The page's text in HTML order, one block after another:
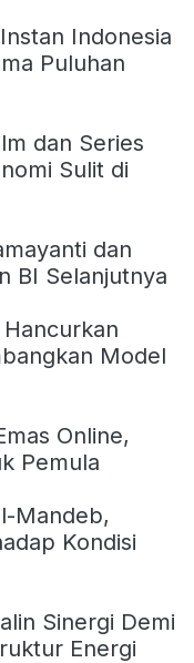
Indonesia
Puluhan
dan Series
Sulit di
dan
BI Selanjutnya
Model
Online,
Pemula
Mandeb,
Kondisi
Sinergi Demi
Energi